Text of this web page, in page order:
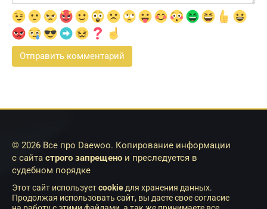
© 2026 Все про Daewoo. Копирование информации
с сайта строго запрещено и преследуется в
судебном порядке
Этот сайт используетcookie для хранения данных.
Продолжая использовать сайт, вы даете свое согласие